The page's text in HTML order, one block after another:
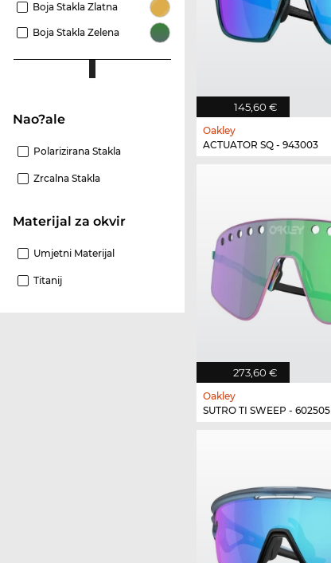
Boja Stakla Zlatna
Boja Stakla Zelena
Nao?ale
Polarizirana Stakla
Zrcalna Stakla
materijal za okvir
Umjetni Materijal
Titanij
145,60 €
Oakley
ACTUATOR SQ - 943003
273,60 €
Oakley
SUTRO TI SWEEP - 602505